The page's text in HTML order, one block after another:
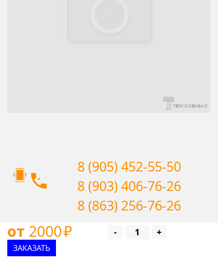
8 (905) 452-55-50
8 (903) 406-76-26
8 (863) 256-76-26
от 2000₽ - +
ЗАКАЗАТЬ